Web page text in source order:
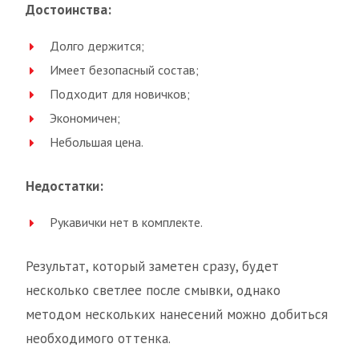
Достоинства:
Долго держится;
Имеет безопасный состав;
Подходит для новичков;
Экономичен;
Небольшая цена.
Недостатки:
Рукавички нет в комплекте.
Результат, который заметен сразу, будет
несколько светлее после смывки, однако
методом нескольких нанесений можно добиться
необходимого оттенка.